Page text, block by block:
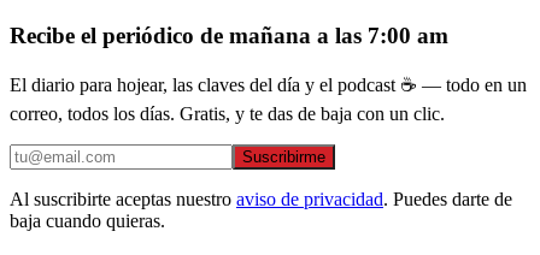
Recibe el periódico de mañana a las 7:00 am
El diario para hojear, las claves del día y el podcast ☕ — todo en un
correo, todos los días. Gratis, y te das de baja con un clic.
Suscribirme
Al suscribirte aceptas nuestro aviso de privacidad. Puedes darte de
baja cuando quieras.